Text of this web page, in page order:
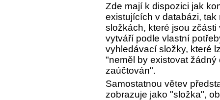
Zde mají k dispozici jak
existujících v databázi,
složkách, které jsou
vytváří podle vlastní
vyhledávací složky, které
"neměl by existovat
zaúčtován".
Samostatnou větev
zobrazuje jako "složka",